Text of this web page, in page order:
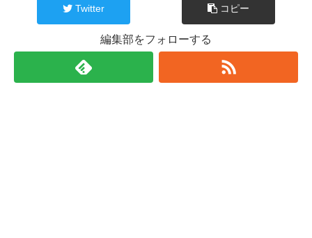
Twitter コピー
編集部をフォローする